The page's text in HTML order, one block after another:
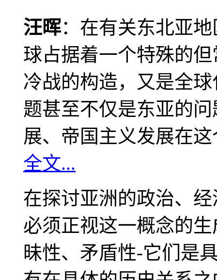
汪晖：在有关东北亚
球占据着一个特殊的
冷战的构造，又是全
题甚至不仅是东亚的
展、帝国主义发展在
全文...
在探讨亚洲的政治、
必须正视这一概念的
昧性、矛盾性-它们是